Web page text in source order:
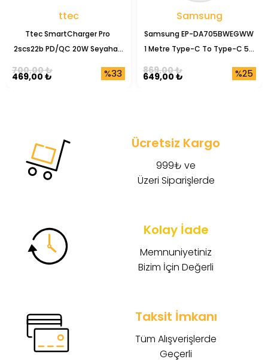
ttec
Ttec SmartCharger Pro
2scs22b PD/QC 20W Seyahat
%33
469,00 ₺
700,00 ₺
Samsung
Samsung EP-DA705BWEGWW
1 Metre Type-C To Type-C 5A
%25
649,00 ₺
869,00 ₺
Ücretsiz Kargo
999₺ ve
Üzeri Siparişlerde
Kolay İade
Memnuniyetiniz
Bizim İçin Değerli
Taksit İmkanı
Tüm Alışverişlerde
Geçerli